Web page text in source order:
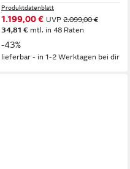
Produktdatenblatt
1.199,00 € UVP 2.099,00 €
34,81 € mtl. in 48 Raten
-43%
lieferbar - in 1-2 Werktagen bei dir